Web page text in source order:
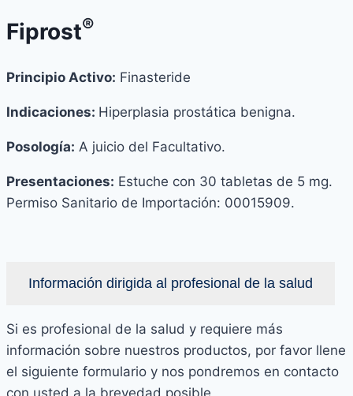
Fiprost®
Principio Activo: Finasteride
Indicaciones: Hiperplasia prostática benigna.
Posología: A juicio del Facultativo.
Presentaciones: Estuche con 30 tabletas de 5 mg.
Permiso Sanitario de Importación: 00015909.
Información dirigida al profesional de la salud
Si es profesional de la salud y requiere más
información sobre nuestros productos, por favor llene
el siguiente formulario y nos pondremos en contacto